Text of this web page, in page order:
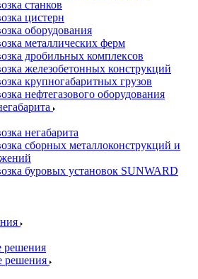
станков
цистерн
оборудования
металлических ферм
дробильных комплексов
железобетонных конструкций
крупногабаритных грузов
нефтегазового оборудования
негабарита
сборных металлоконструкций и
буровых установок SUNWARD
решения
решения